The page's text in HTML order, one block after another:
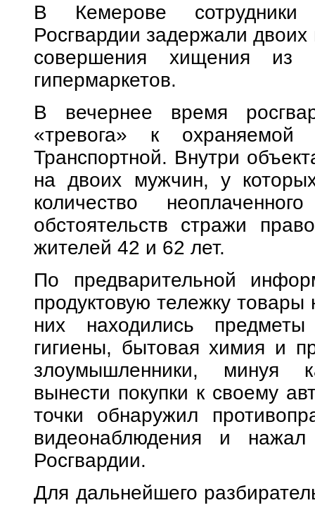
В Кемерове сотрудники
Росгвардии задержали
совершения хищения из
гипермаркетов.
В вечернее время
«тревога» к
Транспортной. Внутри
на двоих мужчин, у
количество
обстоятельств стражи
жителей 42 и 62 лет.
По предварительной
продуктовую тележку
них находились
гигиены, бытовая химия и
злоумышленники, минуя
вынести покупки к своему
точки обнаружил
видеонаблюдения и нажал
Росгвардии.
Для дальнейшего